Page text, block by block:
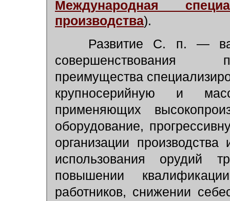
Международная
производства).
Развитие С. п. —
совершенствования
преимущества
крупносерийную и
применяющих
оборудование,
организации
использования орудий
повышении
работников, снижении